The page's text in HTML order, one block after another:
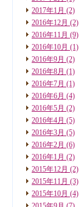
2017年1月 (2)
2016年12月 (2)
2016年11月 (9)
2016年10月 (1)
2016年9月 (2)
2016年8月 (1)
2016年7月 (1)
2016年6月 (4)
2016年5月 (2)
2016年4月 (5)
2016年3月 (5)
2016年2月 (6)
2016年1月 (2)
2015年12月 (2)
2015年11月 (3)
2015年10月 (4)